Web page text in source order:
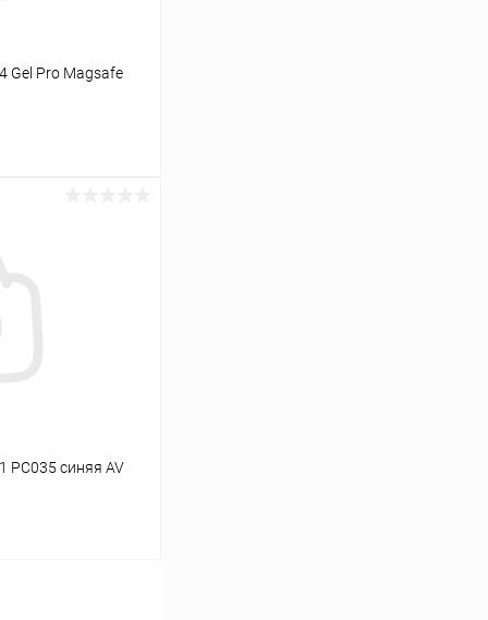
Gel Pro Magsafe
PC035 синяя AV